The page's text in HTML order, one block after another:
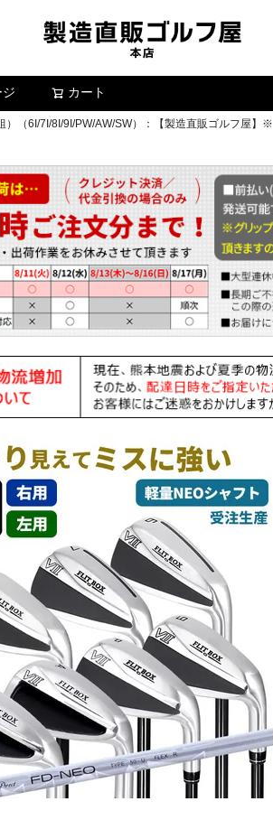
カート
）（6I/7I/8I/9I/PW/AW/SW）：【製造直販ゴルフ屋】※